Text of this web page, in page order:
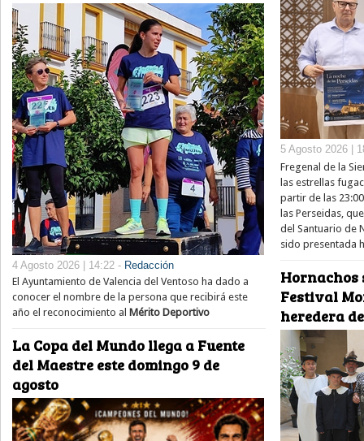
4 Agosto 2026 | 14:22 - Redacción
El Ayuntamiento de Valencia del Ventoso ha dado a
conocer el nombre de la persona que recibirá este
año el reconocimiento al Mérito Deportivo
La Copa del Mundo llega a Fuente
del Maestre este domingo 9 de
agosto
5 Agosto 2026 |
Fregenal de la
las estrellas
partir de las
las Perseidas,
del Santuario de
sido presentada
Hornachos
Festival
heredera